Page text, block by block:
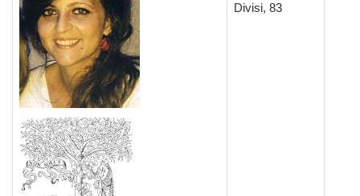
Divisi, 83